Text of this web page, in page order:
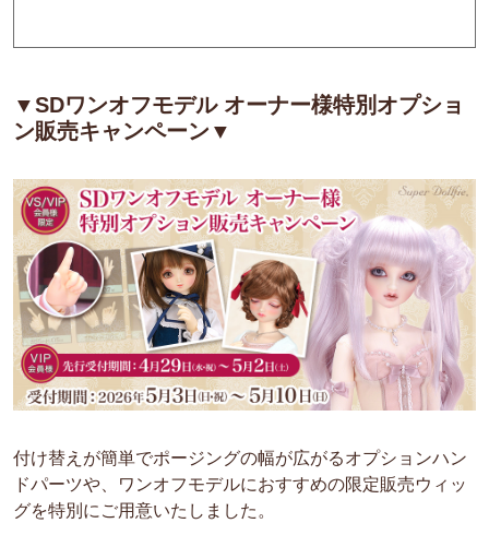
▼SDワンオフモデル オーナー様特別オプショ
ン販売キャンペーン▼
付け替えが簡単でポージングの幅が広がるオプションハン
ドパーツや、
ワンオフモデルにおすすめの限定販売ウィッ
グを特別にご用意いたしました。